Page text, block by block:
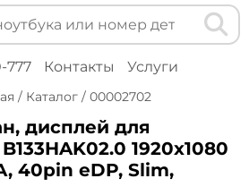
777 Контакты Услуги
/ Каталог / 00002702
дисплей для
1920x1080
40pin eDP, Slim,